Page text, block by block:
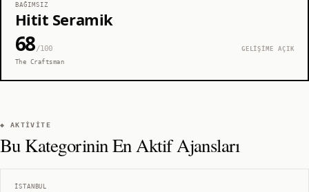
BAĞIMSIZ
Hitit Seramik
68/100
GELİŞİME AÇIK
The Craftsman
◆ AKTIVITE
Bu Kategorinin En Aktif Ajansları
İSTANBUL